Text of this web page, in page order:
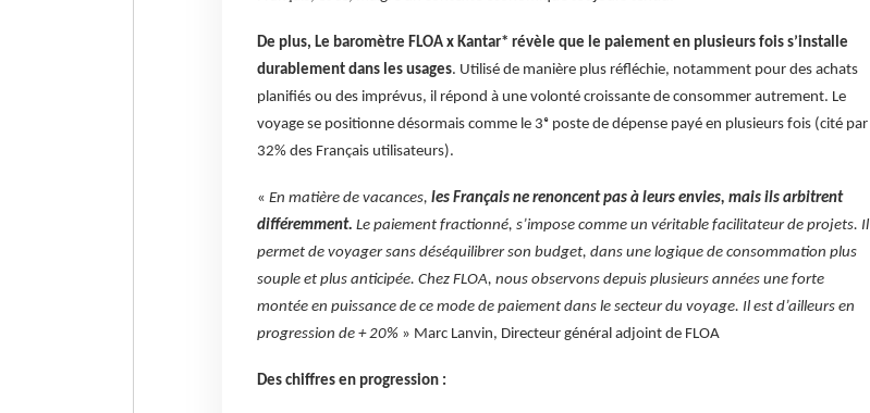
De plus, Le baromètre FLOA x Kantar* révèle que le paiement en plusieurs fois s’installe
durablement dans les usages. Utilisé de manière plus réfléchie, notamment pour des achats
planifiés ou des imprévus, il répond à une volonté croissante de consommer autrement. Le
voyage se positionne désormais comme le 3ᵉ poste de dépense payé en plusieurs fois (cité par
32% des Français utilisateurs).
« En matière de vacances, les Français ne renoncent pas à leurs envies, mais ils arbitrent
différemment. Le paiement fractionné, s’impose comme un véritable facilitateur de projets. Il
permet de voyager sans déséquilibrer son budget, dans une logique de consommation plus
souple et plus anticipée. Chez FLOA, nous observons depuis plusieurs années une forte
montée en puissance de ce mode de paiement dans le secteur du voyage. Il est d’ailleurs en
progression de + 20% » Marc Lanvin, Directeur général adjoint de FLOA
Des chiffres en progression :